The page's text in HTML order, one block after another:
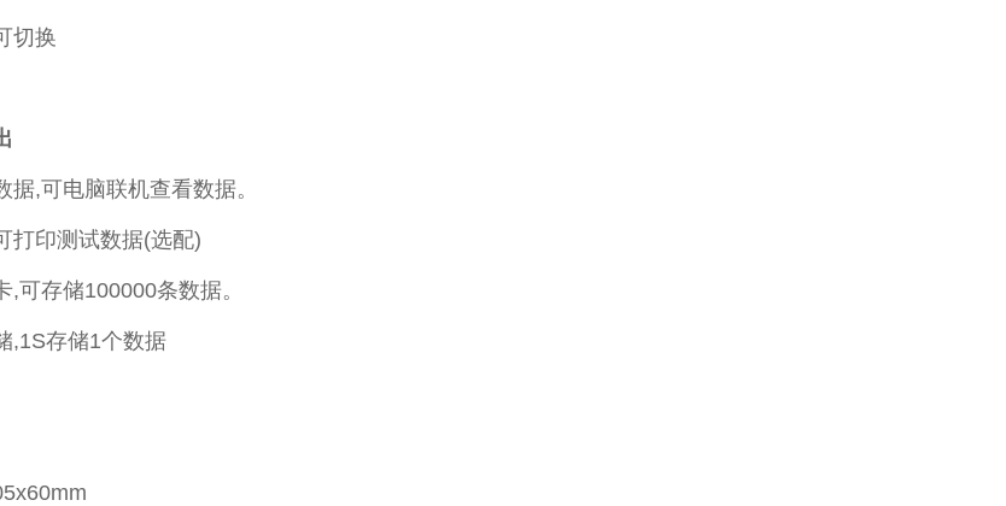
切换
,可电脑联机查看数据。
印测试数据(选配)
可存储100000条数据。
,1S存储1个数据